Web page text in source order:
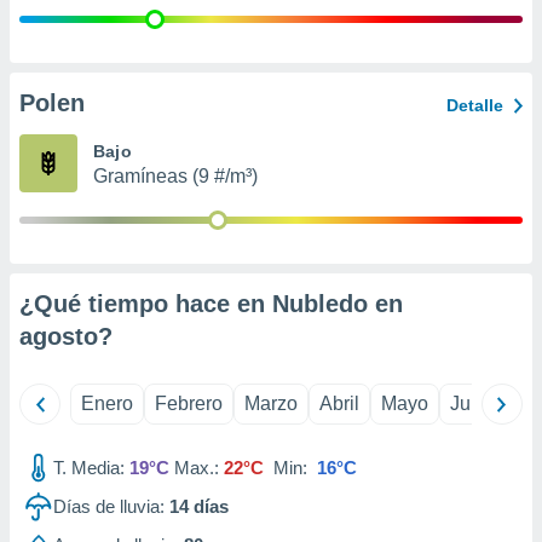
su
momento
en
o acceder
datos
Polen Detalle
Bajo
Gramíneas (9 #/m³)
¿Qué tiempo hace en Nubledo en
agosto?
Enero Febrero Marzo Abril Mayo Junio
T. Media: 19°C Max.: 22°C Min: 16°C
Días de lluvia: 14días